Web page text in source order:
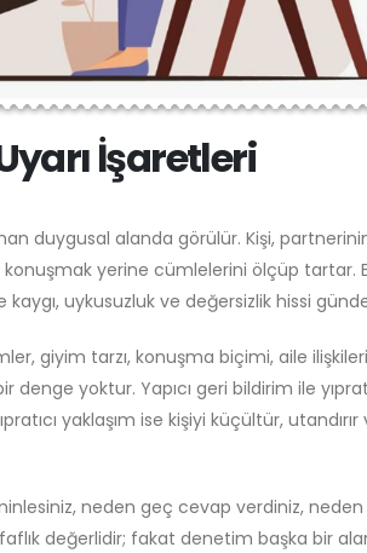
İşaretleri
duygusal alanda görülür. Kişi,
yerine cümlelerini ölçüp tartar.
kaygı, uykusuzluk ve değersizlik hissi
giyim tarzı, konuşma biçimi, aile
denge yoktur. Yapıcı geri bildirim ile
yaklaşım ise kişiyi küçültür,
neden geç cevap verdiniz,
değerlidir; fakat denetim başka bir